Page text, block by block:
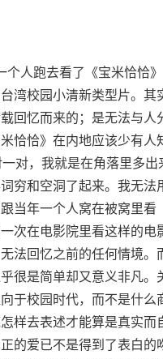
人跑去看了《宝米恰恰
湾校园小清新类型片。其
回忆而来的；是无法与人
恰恰》在内地应该少有人
对，我就是在角落里多出
穷和空洞了起来。我无法
当年一个人窝在被窝里看
次在电影院里看这样的电
法回忆之前的任何情境。
很是简单却又意义非凡。
于校园时代，而不是什么
样去表述才能算是真实而
的爱已不是得到了表白的